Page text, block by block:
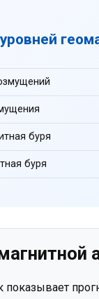
буря
буря
показывает